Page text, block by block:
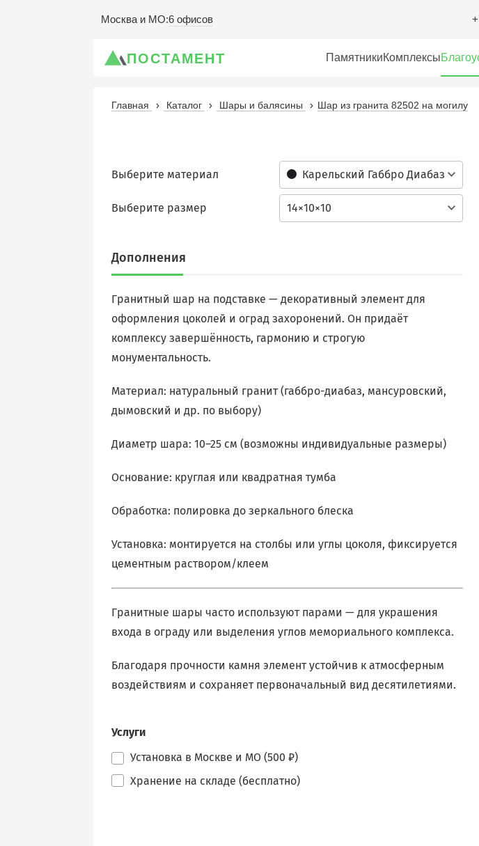
Москва и МО:6 офисов
ПОСТАМЕНТ ПамятникиКомплексы
Главная Каталог Шары и балясины Шар из гранита 82502 на могилу
Карельский Габбро Диабаз
Выберите материал
14×10×10
Выберите размер
Дополнения
Гранитный шар на подставке — декоративный элемент для
оформления цоколей и оград захоронений. Он придаёт
комплексу завершённость, гармонию и строгую
монументальность.
Материал: натуральный гранит (габбро-диабаз, мансуровский,
дымовский и др. по выбору)
Диаметр шара: 10–25 см (возможны индивидуальные размеры)
Основание: круглая или квадратная тумба
Обработка: полировка до зеркального блеска
Установка: монтируется на столбы или углы цоколя, фиксируется
цементным раствором/клеем
Гранитные шары часто используют парами — для украшения
входа в ограду или выделения углов мемориального комплекса.
Благодаря прочности камня элемент устойчив к атмосферным
воздействиям и сохраняет первоначальный вид десятилетиями.
Услуги
Установка в Москве и МО (500 ₽)
Хранение на складе (бесплатно)